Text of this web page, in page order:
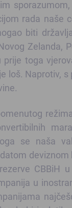
rada naše
biti
Zelanda,
toga
loš. Naprotiv,
se naša
CBBiH
u